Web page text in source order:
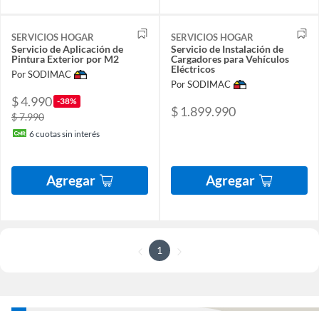
SERVICIOS HOGAR
Servicio de Aplicación de
Pintura Exterior por M2
Por SODIMAC
$ 4.990 -38%
$ 7.990
6cuotas sin interés
Agregar
SERVICIOS HOGAR
Servicio de Instalación de
Cargadores para Vehículos
Eléctricos
Por SODIMAC
$ 1.899.990
Agregar
1